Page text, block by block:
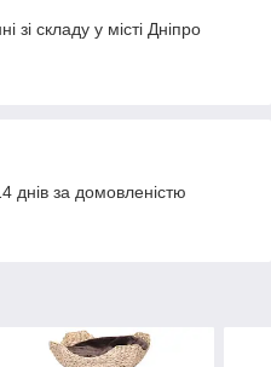
зі складу у місті Дніпро
днів за домовленістю